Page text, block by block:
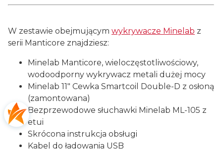
W zestawie obejmującym wykrywacze Minelab z
serii Manticore znajdziesz:
Minelab Manticore, wieloczęstotliwościowy,
wodoodporny wykrywacz metali dużej mocy
Minelab 11" Cewka Smartcoil Double-D z osłoną
(zamontowana)
Bezprzewodowe słuchawki Minelab ML-105 z
etui
Skrócona instrukcja obsługi
Kabel do ładowania USB